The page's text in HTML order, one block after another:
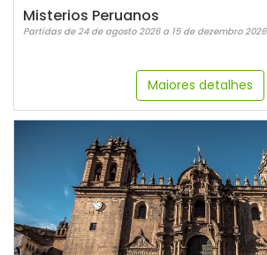
Misterios Peruanos
Partidas de 24 de agosto 2026 a 15 de dezembro 2026
Maiores detalhes